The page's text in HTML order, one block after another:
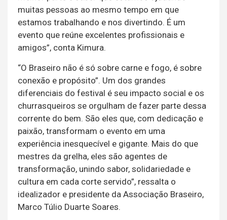
muitas pessoas ao mesmo tempo em que
estamos trabalhando e nos divertindo. É um
evento que reúne excelentes profissionais e
amigos”, conta Kimura.
“O Braseiro não é só sobre carne e fogo, é sobre
conexão e propósito”. Um dos grandes
diferenciais do festival é seu impacto social e os
churrasqueiros se orgulham de fazer parte dessa
corrente do bem. São eles que, com dedicação e
paixão, transformam o evento em uma
experiência inesquecível e gigante. Mais do que
mestres da grelha, eles são agentes de
transformação, unindo sabor, solidariedade e
cultura em cada corte servido”, ressalta o
idealizador e presidente da Associação Braseiro,
Marco Túlio Duarte Soares.